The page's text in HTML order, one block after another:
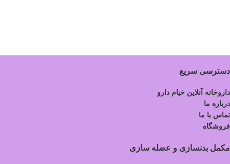
دسترسی سریع
داروخانه آنلاین خیام دارو
درباره ما
تماس با ما
فروشگاه
مکمل بدنسازی و عضله سازی